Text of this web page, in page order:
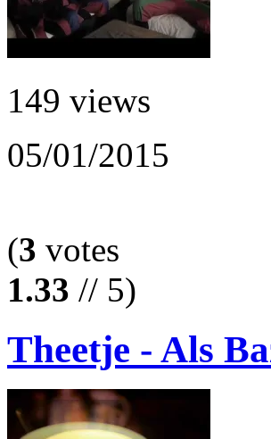
149 views
05/01/2015
(3 votes
1.33 // 5)
Theetje - Als